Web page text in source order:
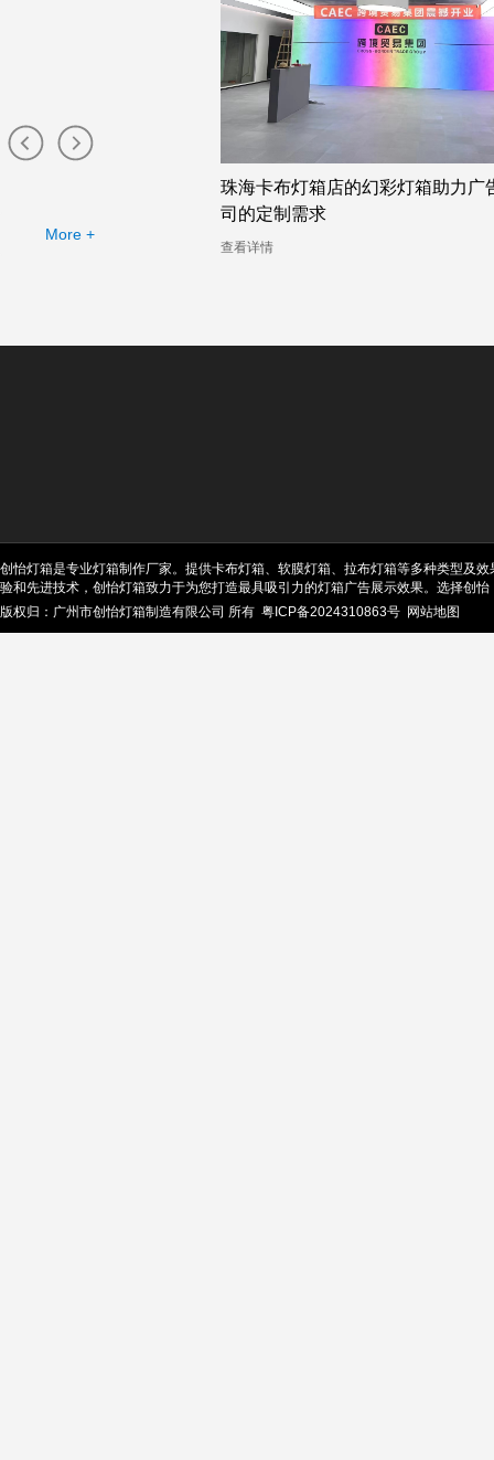
More +
珠海卡布灯箱店的幻彩灯箱助力广
司的定制需求
查看详情
创怡灯箱是专业灯箱制作厂家。提供卡布灯箱、软膜灯箱、拉布灯箱等多种类型及
验和先进技术，创怡灯箱致力于为您打造最具吸引力的灯箱广告展示效果。选择创怡
版权归：广州市创怡灯箱制造有限公司 所有 粤ICP备2024310863号 网站地图